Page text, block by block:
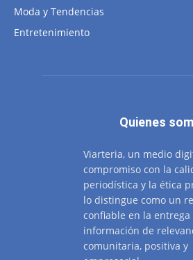
Moda y Tendencias
Entretenimiento
Quienes
Viarteria, un medio
compromiso con la
periodística y la ética
lo distingue como un
confiable en la entrega
información de
comunitaria, positiva y